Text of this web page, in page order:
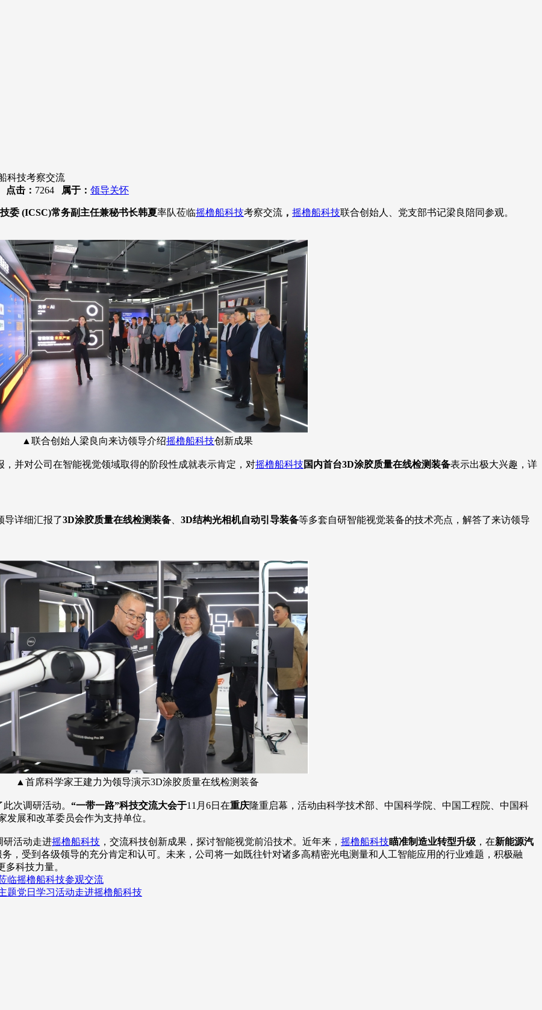
科技考察交流
点击： 7264 属于： 领导关怀
委 (ICSC)常务副主任兼秘书长韩夏率队莅临摇橹船科技考察交流 ， 摇橹船科技联合创始人、党支部书记梁良陪同参观。
▲联合创始人梁良向来访领导介绍摇橹船科技创新成果
并对公司在智能视觉领域取得的阶段性成就表示肯定，对摇橹船科技国内首台3D涂胶质量在线检测装备表示出极大兴趣，详
导详细汇报了3D涂胶质量在线检测装备 3D结构光相机自动引导装备等多套自研智能视觉装备的技术亮点，解答了来访领导
▲首席科学家王建力为领导演示3D涂胶质量在线检测装备
次调研活动。 “一带一路”科技交流大会于11月6日在重庆隆重启幕，活动由科学技术部、中国科学院、中国工程院、中国科
展和改革委员会作为支持单位。
活动走进摇橹船科技 ，交流科技创新成果，探讨智能视觉前沿技术。近年来， 摇橹船科技瞄准制造业转型升级 ，在新能源汽
，受到各级领导的充分肯定和认可。未来，公司将一如既往针对诸多高精密光电测量和人工智能应用的行业难题，积极融
科技力量。
临摇橹船科技参观交流
题党日学习活动走进摇橹船科技